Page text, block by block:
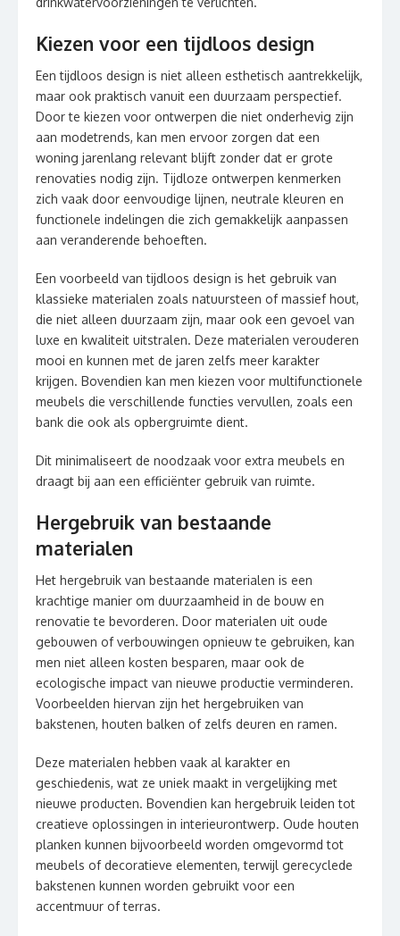
Kiezen voor een tijdloos design
Een tijdloos design is niet alleen esthetisch aantrekkelijk,
maar ook praktisch vanuit een duurzaam perspectief.
Door te kiezen voor ontwerpen die niet onderhevig zijn
aan modetrends, kan men ervoor zorgen dat een
woning jarenlang relevant blijft zonder dat er grote
renovaties nodig zijn. Tijdloze ontwerpen kenmerken
zich vaak door eenvoudige lijnen, neutrale kleuren en
functionele indelingen die zich gemakkelijk aanpassen
aan veranderende behoeften.
Een voorbeeld van tijdloos design is het gebruik van
klassieke materialen zoals natuursteen of massief hout,
die niet alleen duurzaam zijn, maar ook een gevoel van
luxe en kwaliteit uitstralen. Deze materialen verouderen
mooi en kunnen met de jaren zelfs meer karakter
krijgen. Bovendien kan men kiezen voor multifunctionele
meubels die verschillende functies vervullen, zoals een
bank die ook als opbergruimte dient.
Dit minimaliseert de noodzaak voor extra meubels en
draagt bij aan een efficiënter gebruik van ruimte.
Hergebruik van bestaande
materialen
Het hergebruik van bestaande materialen is een
krachtige manier om duurzaamheid in de bouw en
renovatie te bevorderen. Door materialen uit oude
gebouwen of verbouwingen opnieuw te gebruiken, kan
men niet alleen kosten besparen, maar ook de
ecologische impact van nieuwe productie verminderen.
Voorbeelden hiervan zijn het hergebruiken van
bakstenen, houten balken of zelfs deuren en ramen.
Deze materialen hebben vaak al karakter en
geschiedenis, wat ze uniek maakt in vergelijking met
nieuwe producten. Bovendien kan hergebruik leiden tot
creatieve oplossingen in interieurontwerp. Oude houten
planken kunnen bijvoorbeeld worden omgevormd tot
meubels of decoratieve elementen, terwijl gerecyclede
bakstenen kunnen worden gebruikt voor een
accentmuur of terras.